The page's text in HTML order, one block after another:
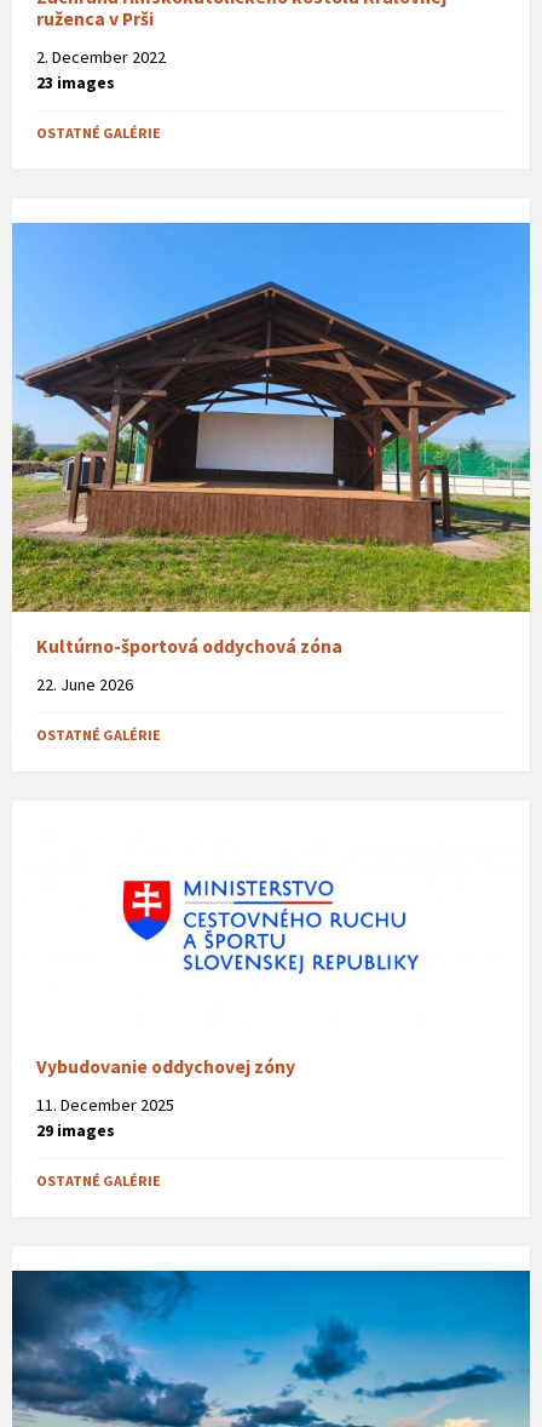
ruženca v Prši
2. December 2022
23 images
OSTATNÉ GALÉRIE
Kultúrno-športová oddychová zóna
22. June 2026
OSTATNÉ GALÉRIE
Vybudovanie oddychovej zóny
11. December 2025
29 images
OSTATNÉ GALÉRIE